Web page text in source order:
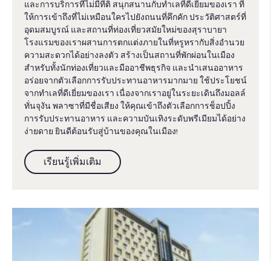
และการบริการที่ไม่มีที่ติ สนุกสนานกับทำเลที่ดีเยี่ยมของเรา ที่
ให้การเข้าถึงที่ไม่เหมือนใครไปยังถนนที่คึกคัก ประวัติศาสตร์ที่
อุดมสมบูรณ์ และสถานที่ท่องเที่ยวสมัยใหม่ของสุราบายา
โรงแรมของเราผสานการตกแต่งภายในที่หรูหรากับสิ่งอำนวย
ความสะดวกได้อย่างลงตัว สร้างเป็นสถานที่พักผ่อนในเมือง
สำหรับทั้งนักท่องเที่ยวและมืออาชีพธุรกิจ และนำเสนออาหาร
อร่อยจากตัวเลือกการรับประทานอาหารมากมาย ใช้ประโยชน์
จากทำเลที่ดีเยี่ยมของเรา เนื่องจากเราอยู่ในระยะเดินถึงมอลล์
ทั่นจุงัน พลาซาที่มีชื่อเสียง ให้คุณเข้าถึงตัวเลือกการช็อปปิ้ง
การรับประทานอาหาร และความบันเทิงระดับพรีเมียมได้อย่าง
ง่ายดาย ยินดีต้อนรับสู่บ้านของคุณในเมือง!
เรียนรู้เพิ่มเติม